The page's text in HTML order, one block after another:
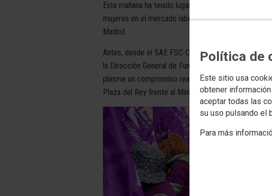
Política de
Este sitio usa
obtener
aceptar todas las
su uso pulsando el
Para más
Esta mañana ha tenido lugar una concentración
mujeres en el mercado laboral, organizada por
Madrid.
Antes, desde el SAE FSC-CCOO también hemos
la Dirección General de Función Pública reclamando
plasme un compromiso real por la igualdad y otra
Plaza del Rey frente al Ministerio de Cultura y